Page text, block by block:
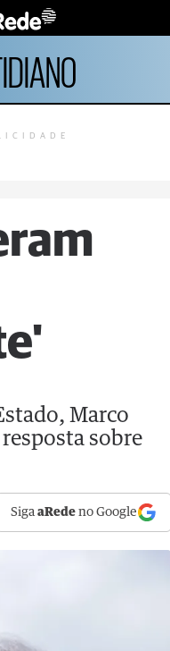
Marco
sobre
SigaaRede no Google